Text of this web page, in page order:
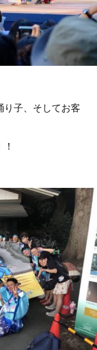
り子、そしてお客